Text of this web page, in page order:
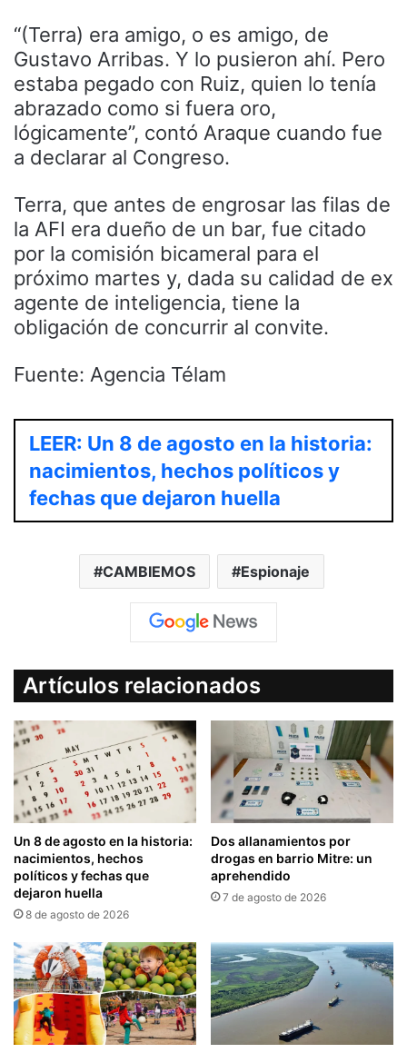
“(Terra) era amigo, o es amigo, de
Gustavo Arribas. Y lo pusieron ahí. Pero
estaba pegado con Ruiz, quien lo tenía
abrazado como si fuera oro,
lógicamente”, contó Araque cuando fue
a declarar al Congreso.
Terra, que antes de engrosar las filas de
la AFI era dueño de un bar, fue citado
por la comisión bicameral para el
próximo martes y, dada su calidad de ex
agente de inteligencia, tiene la
obligación de concurrir al convite.
Fuente: Agencia Télam
LEER: Un 8 de agosto en la historia:
nacimientos, hechos políticos y
fechas que dejaron huella
CAMBIEMOS Espionaje
Artículos relacionados
Un 8 de agosto en la historia:
nacimientos, hechos
políticos y fechas que
dejaron huella
8 de agosto de 2026
Dos allanamientos por
drogas en barrio Mitre: un
aprehendido
7 de agosto de 2026